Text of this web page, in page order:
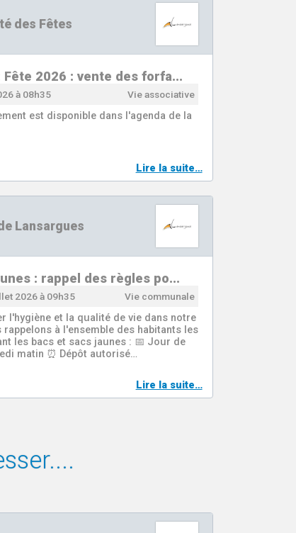
des Fêtes
Fête 2026 : vente des forfa…
à 08h35 Vie associative
est disponible dans l'agenda de la
Lire la suite…
Lansargues
: rappel des règles po…
2026 à 09h35 Vie communale
l'hygiène et la qualité de vie dans notre
rappelons à l'ensemble des habitants les
les bacs et sacs jaunes : 📅 Jour de
matin ⏰ Dépôt autorisé…
Lire la suite…